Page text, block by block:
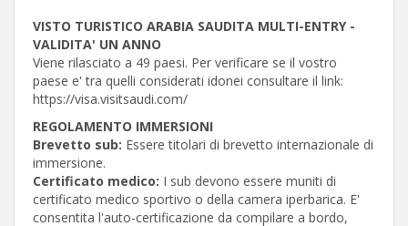
VISTO TURISTICO ARABIA SAUDITA MULTI-ENTRY -
VALIDITA' UN ANNO
Viene rilasciato a 49 paesi. Per verificare se il vostro
paese e' tra quelli considerati idonei consultare il link:
https://visa.visitsaudi.com/
REGOLAMENTO IMMERSIONI
Brevetto sub: Essere titolari di brevetto internazionale di
immersione.
Certificato medico: I sub devono essere muniti di
certificato medico sportivo o della camera iperbarica. E'
consentita l'auto-certificazione da compilare a bordo,